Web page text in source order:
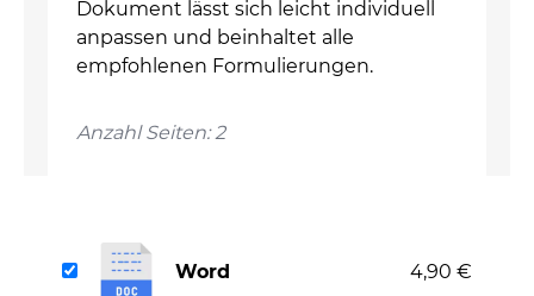
Dokument lässt sich leicht individuell
anpassen und beinhaltet alle
empfohlenen Formulierungen.
Anzahl Seiten: 2
Word 4,90 €